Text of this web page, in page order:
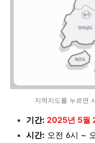
지역지도를 누르면
기간: 2025년 5월
시간: 오전 6시 ~